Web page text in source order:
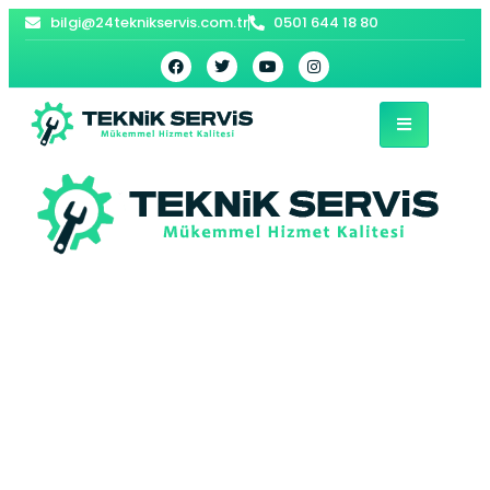
bilgi@24teknikservis.com.tr 0501 644 18 80